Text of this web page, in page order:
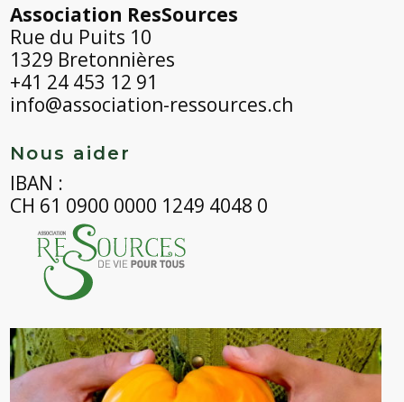
Association ResSources
Rue du Puits 10
1329 Bretonnières
+41 24 453 12 91
info@association-ressources.ch
Nous aider
IBAN :
CH 61 0900 0000 1249 4048 0